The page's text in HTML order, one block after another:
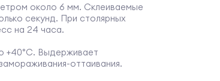
около 6 мм. Склеиваемые
секунд. При столярных
на 24 часа.
+40°С. Выдерживает
оттаивания.